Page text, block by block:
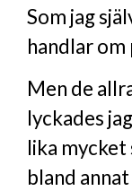
Som jag
handlar
Men de
lyckades
lika mycket
bland